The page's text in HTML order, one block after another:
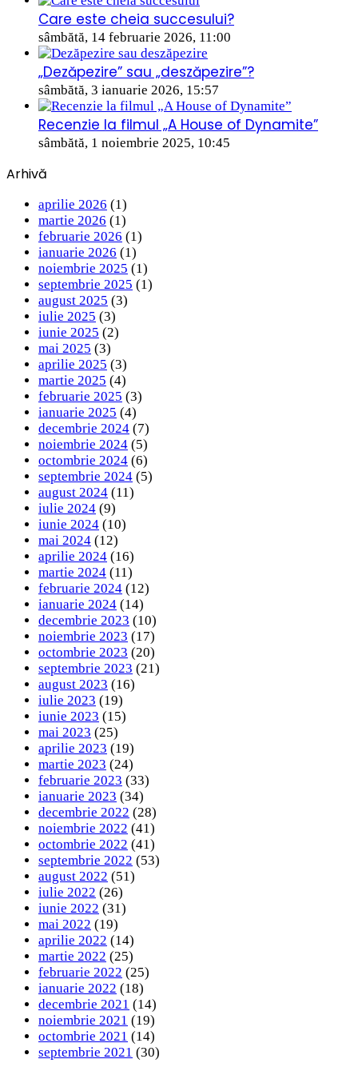
Care este cheia succesului?
sâmbătă, 14 februarie 2026, 11:00
„Dezăpezire” sau „deszăpezire”?
sâmbătă, 3 ianuarie 2026, 15:57
Recenzie la filmul „A House of Dynamite”
sâmbătă, 1 noiembrie 2025, 10:45
Arhivă
aprilie 2026 (1)
martie 2026 (1)
februarie 2026 (1)
ianuarie 2026 (1)
noiembrie 2025 (1)
septembrie 2025 (1)
august 2025 (3)
iulie 2025 (3)
iunie 2025 (2)
mai 2025 (3)
aprilie 2025 (3)
martie 2025 (4)
februarie 2025 (3)
ianuarie 2025 (4)
decembrie 2024 (7)
noiembrie 2024 (5)
octombrie 2024 (6)
septembrie 2024 (5)
august 2024 (11)
iulie 2024 (9)
iunie 2024 (10)
mai 2024 (12)
aprilie 2024 (16)
martie 2024 (11)
februarie 2024 (12)
ianuarie 2024 (14)
decembrie 2023 (10)
noiembrie 2023 (17)
octombrie 2023 (20)
septembrie 2023 (21)
august 2023 (16)
iulie 2023 (19)
iunie 2023 (15)
mai 2023 (25)
aprilie 2023 (19)
martie 2023 (24)
februarie 2023 (33)
ianuarie 2023 (34)
decembrie 2022 (28)
noiembrie 2022 (41)
octombrie 2022 (41)
septembrie 2022 (53)
august 2022 (51)
iulie 2022 (26)
iunie 2022 (31)
mai 2022 (19)
aprilie 2022 (14)
martie 2022 (25)
februarie 2022 (25)
ianuarie 2022 (18)
decembrie 2021 (14)
noiembrie 2021 (19)
octombrie 2021 (14)
septembrie 2021 (30)